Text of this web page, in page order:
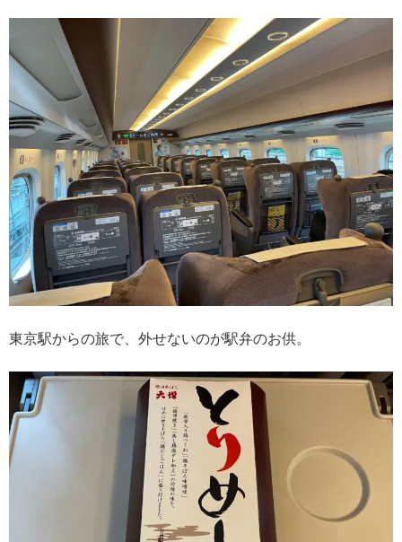
東京駅からの旅で、外せないのが駅弁のお供。